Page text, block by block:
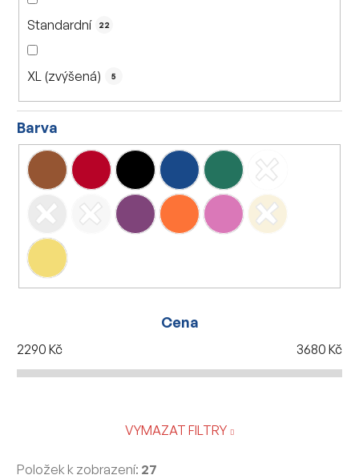
Standardní 22
XL (zvýšená) 5
Barva
Cena
2290 Kč 3680 Kč
VYMAZAT FILTRY
Položek k zobrazení: 27